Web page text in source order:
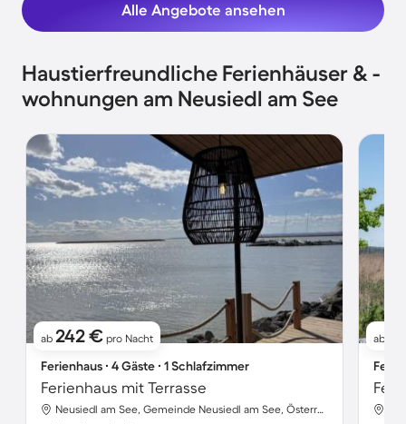
Alle Angebote ansehen
Haustierfreundliche Ferienhäuser & -
wohnungen am Neusiedl am See
ab 242 € pro Nacht
Ferienhaus ∙ 4 Gäste ∙ 1 Schlafzimmer
Ferienhaus mit Terrasse
Neusiedl am See, Gemeinde Neusiedl am See, Österreich
ab